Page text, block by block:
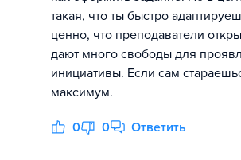
такая, что ты быстро
ценно, что преподаватели
дают много свободы для
инициативы. Если сам
максимум.
0 0 Ответить